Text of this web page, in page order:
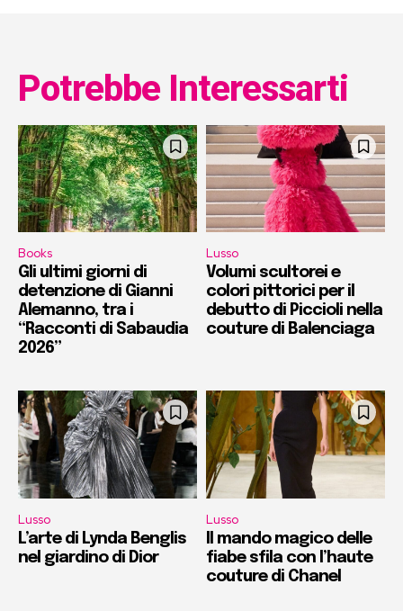
Potrebbe Interessarti
Books
Gli ultimi giorni di
detenzione di Gianni
Alemanno, tra i
“Racconti di Sabaudia
2026”
Lusso
Volumi scultorei e
colori pittorici per il
debutto di Piccioli nella
couture di Balenciaga
Lusso
L’arte di Lynda Benglis
nel giardino di Dior
Lusso
Il mando magico delle
fiabe sfila con l’haute
couture di Chanel